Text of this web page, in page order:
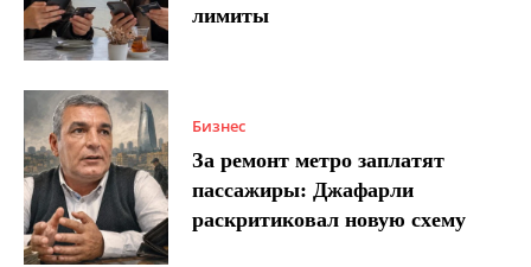
лимиты
Бизнес
За ремонт метро заплатят
пассажиры: Джафарли
раскритиковал новую схему